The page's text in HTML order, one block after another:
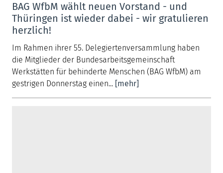
BAG WfbM wählt neuen Vorstand - und
Thüringen ist wieder dabei - wir gratulieren
herzlich!
Im Rahmen ihrer 55. Delegiertenversammlung haben
die Mitglieder der Bundesarbeitsgemeinschaft
Werkstätten für behinderte Menschen (BAG WfbM) am
gestrigen Donnerstag einen... [mehr]